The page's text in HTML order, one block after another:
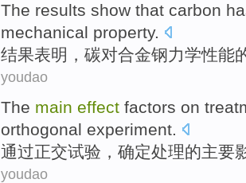
The results show that carbon
mechanical property.
结果表明 ， 碳对合金钢力学性能
youdao
The main effect factors on
orthogonal experiment.
通过正交试验 ， 确定处理的主要
youdao